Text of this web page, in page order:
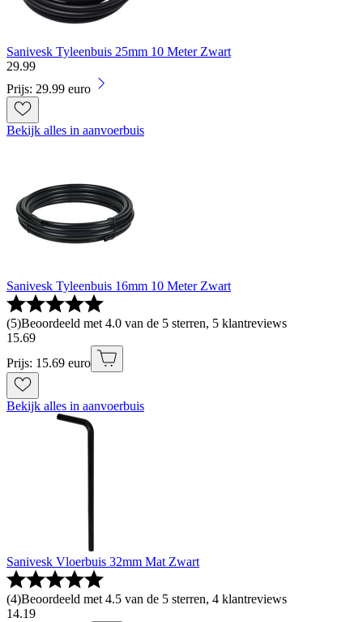
Sanivesk Tyleenbuis 25mm 10 Meter Zwart
29.99
Prijs: 29.99 euro
Bekijk alles in aanvoerbuis
Sanivesk Tyleenbuis 16mm 10 Meter Zwart
(5)Beoordeeld met 4.0 van de 5 sterren, 5 klantreviews
15.69
Prijs: 15.69 euro
Bekijk alles in aanvoerbuis
Sanivesk Vloerbuis 32mm Mat Zwart
(4)Beoordeeld met 4.5 van de 5 sterren, 4 klantreviews
14.19